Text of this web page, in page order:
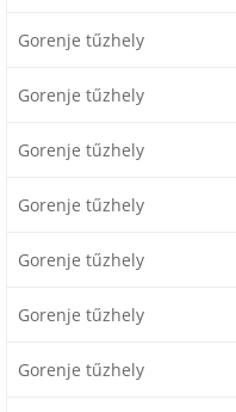
Gorenje tűzhely
Gorenje tűzhely
Gorenje tűzhely
Gorenje tűzhely
Gorenje tűzhely
Gorenje tűzhely
Gorenje tűzhely